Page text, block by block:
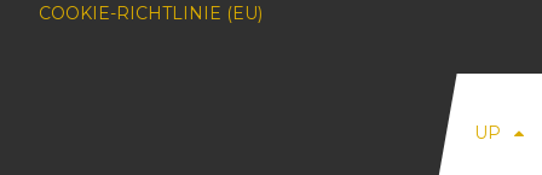
COOKIE-RICHTLINIE (EU)
UP